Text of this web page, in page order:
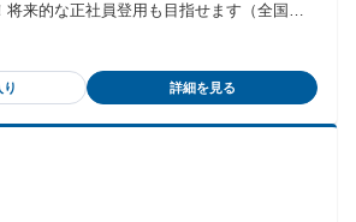
将来的な正社員登用も目指せます（全国各
工場正社員・検査などに興味がある方も
レベルの日本語スキルが必要です。
needed, therefore we usually use
詳細を見る